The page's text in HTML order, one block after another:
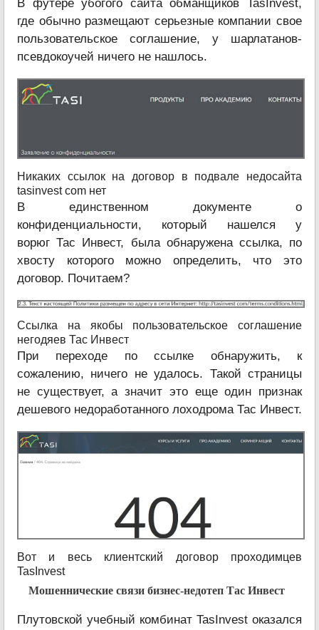
В футере убогого сайта обманщиков TasInvest,
где обычно размещают серьезные компании свое
пользовательское соглашение, у шарлатанов-
псевдокоучей ничего не нашлось.
Никаких ссылок на договор в подвале недосайта
tasinvest com нет
В единственном документе о
конфиденциальности, который нашелся у
ворюг Тас Инвест, была обнаружена ссылка, по
хвосту которого можно определить, что это
договор. Почитаем?
Ссылка на якобы пользовательское соглашение
негодяев Тас Инвест
При переходе по ссылке обнаружить, к
сожалению, ничего не удалось. Такой страницы
не существует, а значит это еще один признак
дешевого недоработанного лоходрома Тас Инвест.
Вот и весь клиентский договор проходимцев
TasInvest
Мошеннические связи бизнес-недотеп Тас Инвест
Плутовской учебный комбинат TasInvest оказался